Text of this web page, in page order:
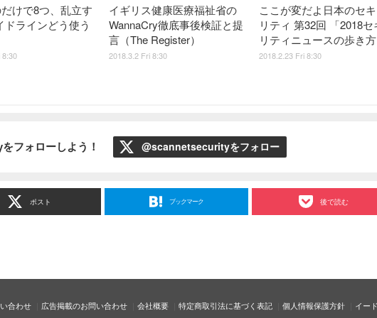
けで8つ、乱立す
ドラインどう使う
8:30
イギリス健康医療福祉省の
WannaCry徹底事後検証と提
言（The Register）
2018.3.2 Fri 8:30
ここが変だよ日本のセキ
リティ 第32回 「2018セ
リティニュースの歩き方
2018.2.23 Fri 8:30
フォローしよう！ @scannetsecurityをフォロー
ポスト ブックマーク 後で読む
合わせ 広告掲載のお問い合わせ 会社概要 特定商取引法に基づく表記 個人情報保護方針 イー